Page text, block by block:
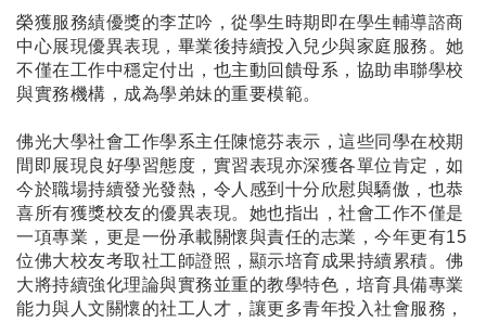
榮獲服務績優獎的李芷吟，從學生時期即在學生輔導諮商
中心展現優異表現，畢業後持續投入兒少與家庭服務。她
不僅在工作中穩定付出，也主動回饋母系，協助串聯學校
與實務機構，成為學弟妹的重要模範。
佛光大學社會工作學系主任陳憶芬表示，這些同學在校期
間即展現良好學習態度，實習表現亦深獲各單位肯定，如
今於職場持續發光發熱，令人感到十分欣慰與驕傲，也恭
喜所有獲獎校友的優異表現。她也指出，社會工作不僅是
一項專業，更是一份承載關懷與責任的志業，今年更有15
位佛大校友考取社工師證照，顯示培育成果持續累積。佛
大將持續強化理論與實務並重的教學特色，培育具備專業
能力與人文關懷的社工人才，讓更多青年投入社會服務，